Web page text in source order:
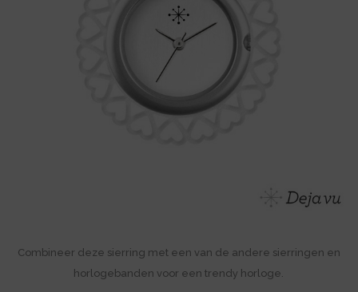
Combineer deze sierring met een van de andere sierringen en
horlogebanden voor een trendy horloge.